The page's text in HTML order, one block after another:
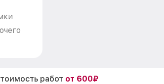
работ от 600₽